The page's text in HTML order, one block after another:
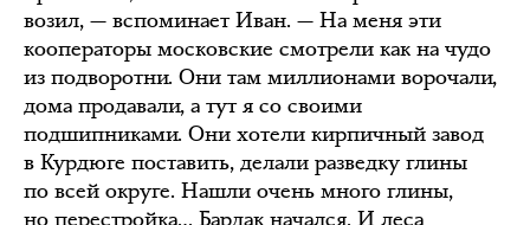
возил, — вспоминает Иван. — На меня эти
кооператоры московские смотрели как на чудо
из подворотни. Они там миллионами ворочали,
дома продавали, а тут я со своими
подшипниками. Они хотели кирпичный завод
в Курдюге поставить, делали разведку глины
по всей округе. Нашли очень много глины,
но перестройка… Бардак начался. И леса